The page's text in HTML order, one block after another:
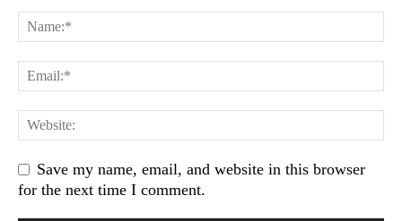
Save my name, email, and website in this browser
for the next time I comment.